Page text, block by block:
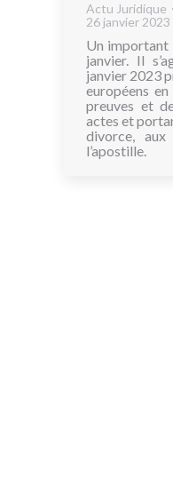
Actu Juridique
26 janvier 2023
Un important
janvier. Il
janvier 2023
européens
preuves et
actes et
divorce,
l’apostille.